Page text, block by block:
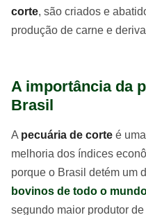
corte, são criados e
produção de carne e
A importância da
Brasil
A pecuária de corte é
melhoria dos índices
porque o Brasil detém um
bovinos de todo o
segundo maior produtor de